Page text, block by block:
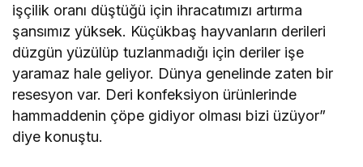
işçilik oranı düştüğü için ihracatımızı artırma
şansımız yüksek. Küçükbaş hayvanların derileri
düzgün yüzülüp tuzlanmadığı için deriler işe
yaramaz hale geliyor. Dünya genelinde zaten bir
resesyon var. Deri konfeksiyon ürünlerinde
hammaddenin çöpe gidiyor olması bizi üzüyor”
diye konuştu.